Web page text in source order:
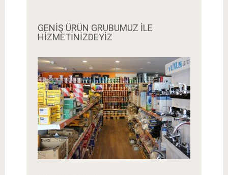
GENİŞ ÜRÜN GRUBUMUZ İLE
HİZMETİNİZDEYİZ